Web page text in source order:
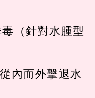
（針對水腫型
內而外擊退水